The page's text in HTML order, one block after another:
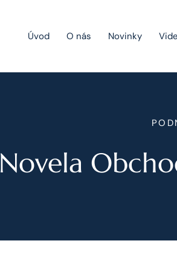
Úvod O nás Novinky
Fúzie a akvizície
Právo obchodných
Novela